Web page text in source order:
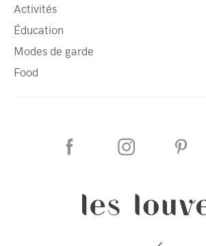
Activités
Éducation
Modes de garde
Food